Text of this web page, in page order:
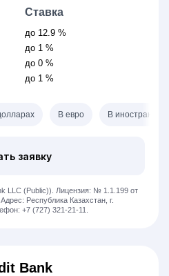
Ставка
до 12.9 %
до 1 %
до 0 %
до 1 %
заявку
В евро В
LLC (Public)). Лицензия: № 1.1.199 от
Адрес: Республика Казахстан, г.
+7 (727) 321-21-11.
Bank